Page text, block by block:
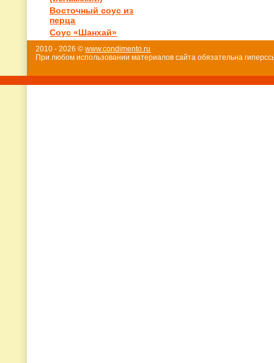
Восточный соус из
перца
Соус «Шанхай»
2010 - 2026 ©www.condimento.ru
При любом использовании материалов сайта обязательна